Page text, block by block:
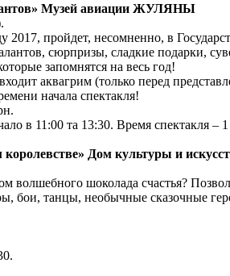
Музей авиации ЖУЛЯНЫ
пройдет, несомненно, в
сюрпризы, сладкие подарки,
запомнятся на весь год!
аквагрим (только перед
начала спектакля!
в 11:00 та 13:30. Время спектакля – 1
Дом культуры и
волшебного шоколада счастья?
бои, танцы, необычные сказочные